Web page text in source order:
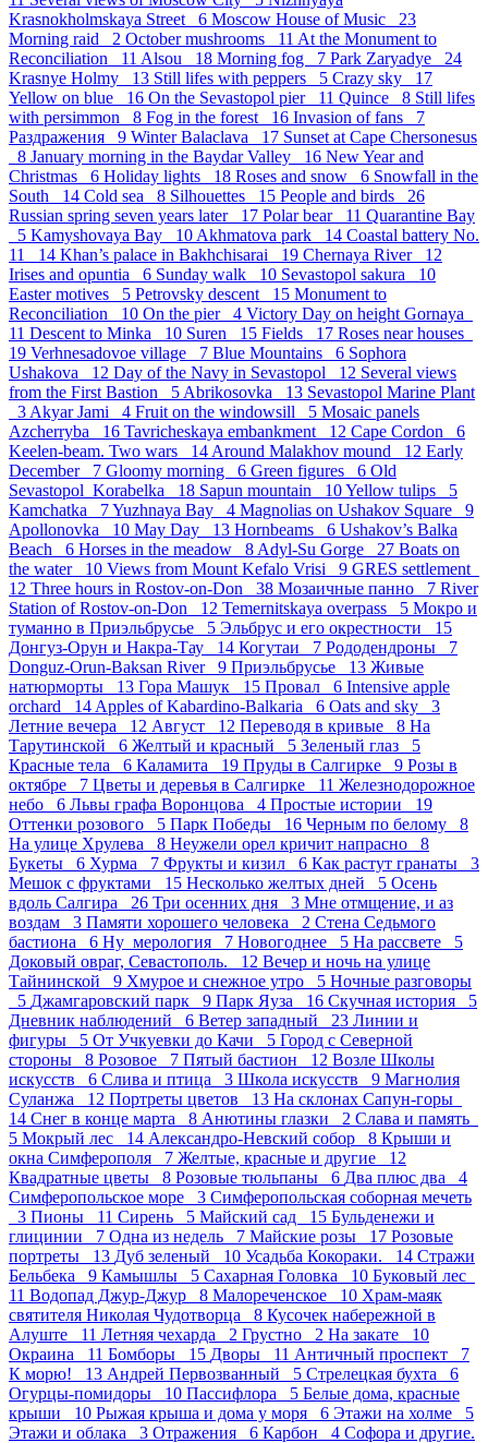
Krasnokholmskaya Street 6 Moscow House of Music 23
Morning raid 2 October mushrooms 11 At the Monument to
Reconciliation 11 Alsou 18 Morning fog 7 Park Zaryadye 24
Krasnye Holmy 13 Still lifes with peppers 5 Crazy sky 17
Yellow on blue 16 On the Sevastopol pier 11 Quince 8 Still lifes
with persimmon 8 Fog in the forest 16 Invasion of fans 7
Раздражения 9 Winter Balaclava 17 Sunset at Cape Chersonesus
8 January morning in the Baydar Valley 16 New Year and
Christmas 6 Holiday lights 18 Roses and snow 6 Snowfall in the
South 14 Cold sea 8 Silhouettes 15 People and birds 26
Russian spring seven years later 17 Polar bear 11 Quarantine Bay
5 Kamyshovaya Bay 10 Akhmatova park 14 Coastal battery No.
11 14 Khan’s palace in Bakhchisarai 19 Chernaya River 12
Irises and opuntia 6 Sunday walk 10 Sevastopol sakura 10
Easter motives 5 Petrovsky descent 15 Monument to
Reconciliation 10 On the pier 4 Victory Day on height Gornaya
11 Descent to Minka 10 Suren 15 Fields 17 Roses near houses
19 Verhnesadovoe village 7 Blue Mountains 6 Sophora
Ushakova 12 Day of the Navy in Sevastopol 12 Several views
from the First Bastion 5 Abrikosovka 13 Sevastopol Marine Plant
3 Akyar Jami 4 Fruit on the windowsill 5 Mosaic panels
Azcherryba 16 Tavricheskaya embankment 12 Cape Cordon 6
Keelen-beam. Two wars 14 Around Malakhov mound 12 Early
December 7 Gloomy morning 6 Green figures 6 Old
Sevastopol_Korabelka 18 Sapun mountain 10Yellow tulips 5
Kamchatka 7Yuzhnaya Bay 4 Magnolias on Ushakov Square 9
Apollonovka 10 May Day 13 Hornbeams 6 Ushakov’s Balka
Beach 6 Horses in the meadow 8 Adyl-Su Gorge 27 Boats on
the water 10 Views from Mount Kefalo Vrisi 9 GRES settlement
12 Three hours in Rostov-on-Don 38 Мозаичные панно 7 River
Station of Rostov-on-Don 12 Temernitskaya overpass 5 Мокро и
туманно в Приэльбрусье 5 Эльбрус и его окрестности 15
Донгуз-Орун и Накра-Тау 14 Когутаи 7 Рододендроны 7
Donguz-Orun-Baksan River 9 Приэльбрусье 13 Живые
натюрморты 13 Гора Машук 15 Провал 6 Intensive apple
orchard 14 Apples of Kabardino-Balkaria 6 Oats and sky 3
Летние вечера 12 Август 12 Переводя в кривые 8 На
Тарутинской 6 Желтый и красный 5 Зеленый глаз 5
Красные тела 6 Каламита 19 Пруды в Салгирке 9 Розы в
октябре 7 Цветы и деревья в Салгирке 11 Железнодорожное
небо 6 Львы графа Воронцова 4 Простые истории 19
Оттенки розового 5 Парк Победы 16 Черным по белому 8
На улице Хрулева 8 Неужели орел кричит напрасно 8
Букеты 6 Хурма 7 Фрукты и кизил 6 Как растут гранаты 3
Мешок с фруктами 15 Несколько желтых дней 5 Осень
вдоль Салгира 26 Три осенних дня 3 Мне отмщение, и аз
воздам 3 Памяти хорошего человека 2 Стена Седьмого
бастиона 6 Ну_мерология 7 Новогоднее 5 На рассвете 5
Доковый овраг, Севастополь. 12 Вечер и ночь на улице
Тайнинской 9 Хмурое и снежное утро 5 Ночные разговоры
5 Джамгаровский парк 9 Парк Яуза 16 Скучная история 5
Дневник наблюдений 6 Ветер западный 23 Линии и
фигуры 5 От Учкуевки до Качи 5 Город с Северной
стороны 8 Розовое 7 Пятый бастион 12 Возле Школы
искусств 6 Слива и птица 3 Школа искусств 9 Магнолия
Суланжа 12 Портреты цветов 13 На склонах Сапун-горы
14 Снег в конце марта 8 Анютины глазки 2 Слава и память
5 Мокрый лес 14 Александро-Невский собор 8 Крыши и
окна Симферополя 7 Желтые, красные и другие 12
Квадратные цветы 8 Розовые тюльпаны 6 Два плюс два 4
Симферопольское море 3 Симферопольская соборная мечеть
3 Пионы 11 Сирень 5 Майский сад 15 Бульденежи и
глицинии 7 Одна из недель 7 Майские розы 17 Розовые
портреты 13 Дуб зеленый 10 Усадьба Кокораки. 14 Стражи
Бельбека 9 Камышлы 5 Сахарная Головка 10 Буковый лес
11 Водопад Джур-Джур 8 Малореченское 10 Храм-маяк
святителя Николая Чудотворца 8 Кусочек набережной в
Алуште 11 Летняя чехарда 2 Грустно 2 На закате 10
Окраина 11 Бомборы 15 Дворы 11 Античный проспект 7
К морю! 13 Андрей Первозванный 5 Стрелецкая бухта 6
Огурцы-помидоры 10 Пасcифлора 5 Белые дома, красные
крыши 10 Рыжая крыша и дома у моря 6 Этажи на холме 5
Этажи и облака 3 Отражения 6 Карбон 4 Софора и другие.